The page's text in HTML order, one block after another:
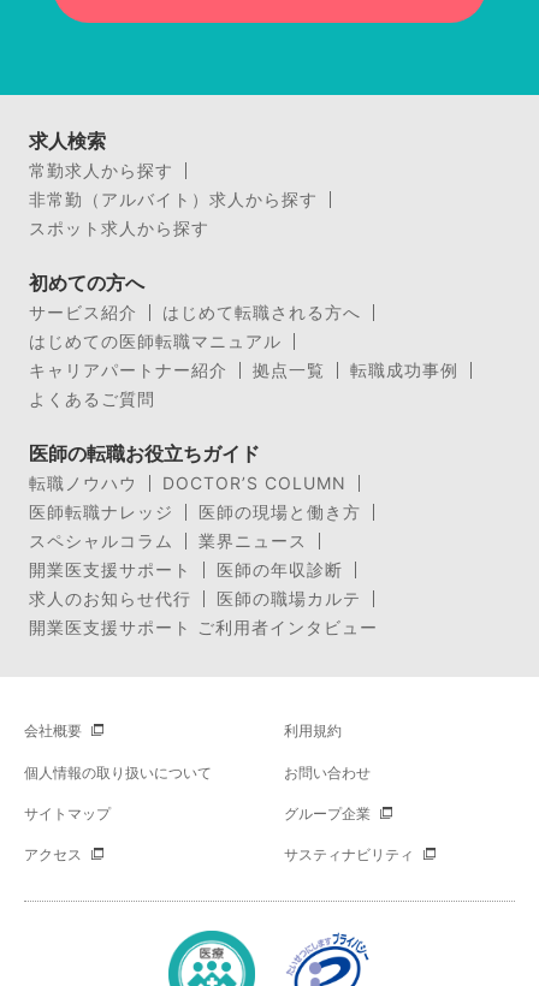
求人検索
常勤求人から探す
非常勤（アルバイト）求人から探す
スポット求人から探す
初めての方へ
サービス紹介
はじめて転職される方へ
はじめての医師転職マニュアル
キャリアパートナー紹介
拠点一覧
転職成功事例
よくあるご質問
医師の転職お役立ちガイド
転職ノウハウ
DOCTOR’S COLUMN
医師転職ナレッジ
医師の現場と働き方
スペシャルコラム
業界ニュース
開業医支援サポート
医師の年収診断
求人のお知らせ代行
医師の職場カルテ
開業医支援サポート ご利用者インタビュー
会社概要 利用規約
個人情報の取り扱いについて お問い合わせ
サイトマップ グループ企業
アクセス サスティナビリティ